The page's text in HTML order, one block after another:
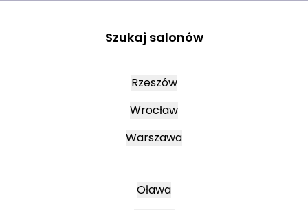
Szukaj salonów
Rzeszów
Wrocław
Warszawa
Oława